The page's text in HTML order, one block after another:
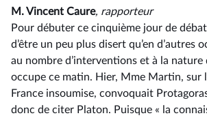
M. Vincent Caure, rapporteur
Pour débuter ce cinquième jour de
d’être un peu plus disert qu’en d’autres
au nombre d’interventions et à la
occupe ce matin. Hier, Mme Martin, sur
France insoumise, convoquait
donc de citer Platon. Puisque « la